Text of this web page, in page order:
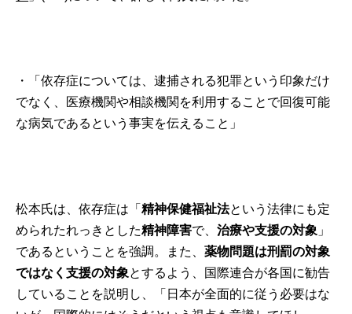
・「依存症については、逮捕される犯罪という印象だけ
でなく、医療機関や相談機関を利用することで回復可能
な病気であるという事実を伝えること」
松本氏は、依存症は「精神保健福祉法という法律にも定
められたれっきとした精神障害で、治療や支援の対象 」
であるということを強調。また、薬物問題は刑罰の対象
ではなく支援の対象とするよう、国際連合が各国に勧告
していることを説明し、「日本が全面的に従う必要はな